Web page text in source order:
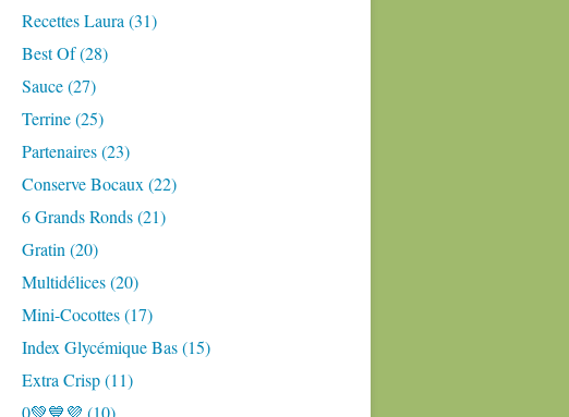
Recettes Laura (31)
Best Of (28)
Sauce (27)
Terrine (25)
Partenaires (23)
Conserve Bocaux (22)
6 Grands Ronds (21)
Gratin (20)
Multidélices (20)
Mini-Cocottes (17)
Index Glycémique Bas (15)
Extra Crisp (11)
0💚💙💜 (10)